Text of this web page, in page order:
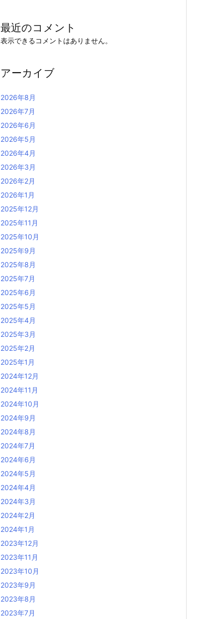
最近のコメント
表示できるコメントはありません。
アーカイブ
2026年8月
2026年7月
2026年6月
2026年5月
2026年4月
2026年3月
2026年2月
2026年1月
2025年12月
2025年11月
2025年10月
2025年9月
2025年8月
2025年7月
2025年6月
2025年5月
2025年4月
2025年3月
2025年2月
2025年1月
2024年12月
2024年11月
2024年10月
2024年9月
2024年8月
2024年7月
2024年6月
2024年5月
2024年4月
2024年3月
2024年2月
2024年1月
2023年12月
2023年11月
2023年10月
2023年9月
2023年8月
2023年7月